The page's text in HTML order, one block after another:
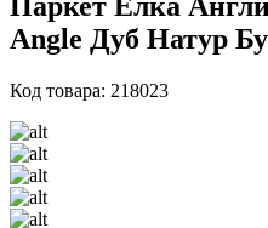
Angle Дуб Натур
Код товара: 218023